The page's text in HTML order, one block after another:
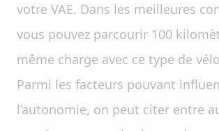
votre VAE. Dans les meilleures
vous pouvez parcourir 100
même charge avec ce type de
Parmi les facteurs pouvant
l’autonomie, on peut citer entre